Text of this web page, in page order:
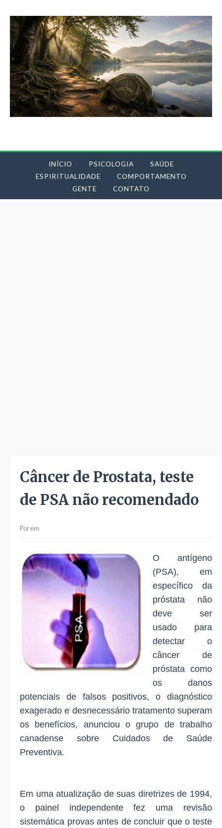
INÍCIO PSICOLOGIA
SAÚDE
ESPIRITUALIDADE
COMPORTAMENTO
GENTE
CONTATO
Câncer de Prostata, teste
de PSA não recomendado
Porem
O antígeno
(PSA), em
específico da
próstata não
deve ser
usado para
detectar o
câncer de
próstata como
os danos
potenciais de falsos positivos, o diagnóstico
exagerado e desnecessário tratamento superam
os benefícios, anunciou o grupo de trabalho
canadense sobre Cuidados de Saúde
Preventiva.
Em uma atualização de suas diretrizes de 1994,
o painel independente fez uma revisão
sistemática provas antes de concluir que o teste